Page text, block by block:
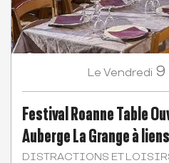
Le Vendredi 9
Festival Roanne Table
Auberge La Grange à liens
DISTRACTIONS ET